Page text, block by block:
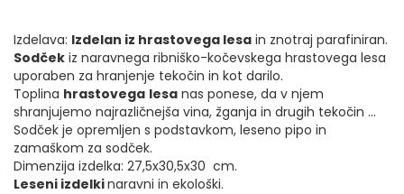
Izdelava: Izdelan iz hrastovega lesa in znotraj parafiniran.
Sodček iz naravnega ribniško-kočevskega hrastovega lesa
uporaben za hranjenje tekočin in kot darilo.
Toplina hrastovega lesa nas ponese, da v njem
shranjujemo najrazličnejša vina, žganja in drugih tekočin ...
Sodček je opremljen s podstavkom, leseno pipo in
zamaškom za sodček.
Dimenzija izdelka: 27,5x30,5x30 cm.
Leseni izdelkinaravni in ekološki.